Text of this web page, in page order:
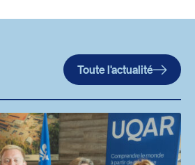
Toute l'actualité